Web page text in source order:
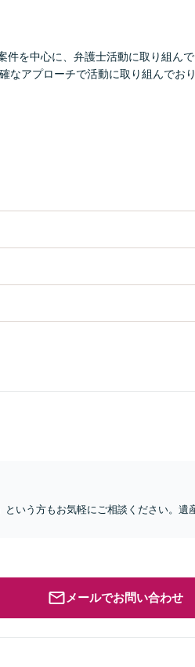
件を中心に、弁護士活動に取り組んで
なアプローチで活動に取り組んでおり
という方もお気軽にご相談ください。遺
メールでお問い合わせ